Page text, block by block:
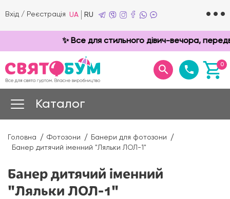
Вхід / Реєстрація UA RU
✨ Все для стильного дівич-вечора,
0
Каталог
Головна Фотозони
Банери для фотозони
Банер дитячий іменний "Ляльки ЛОЛ-1"
Банер дитячий іменний
"Ляльки ЛОЛ-1"